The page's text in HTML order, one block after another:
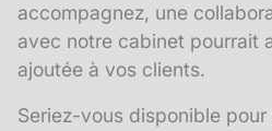
accompagnez, une
avec notre cabinet pourrait
ajoutée à vos clients.
Seriez-vous disponible pour